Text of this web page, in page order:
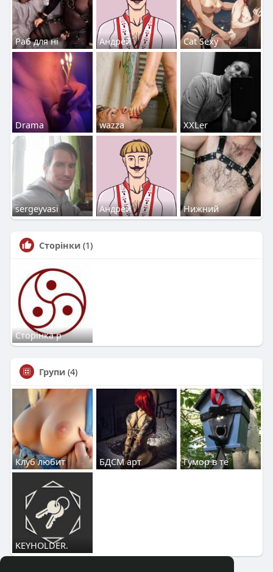
Раб для ні Андрей Cat Sexy
Drama wazza ХХLer
sergeyvasi Андрей Нижний
Сторінки (1)
Сторінка р
Групи (4)
Клуб любит БДСМ арт Гумор в те
KEYHOLDER.